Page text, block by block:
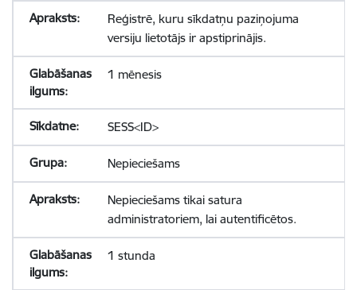
Reģistrē, kuru sīkdatņu paziņojuma
versiju lietotājs ir apstiprinājis.
1 mēnesis
SESS<ID>
Nepieciešams
Nepieciešams tikai satura
administratoriem, lai autentificētos.
1 stunda